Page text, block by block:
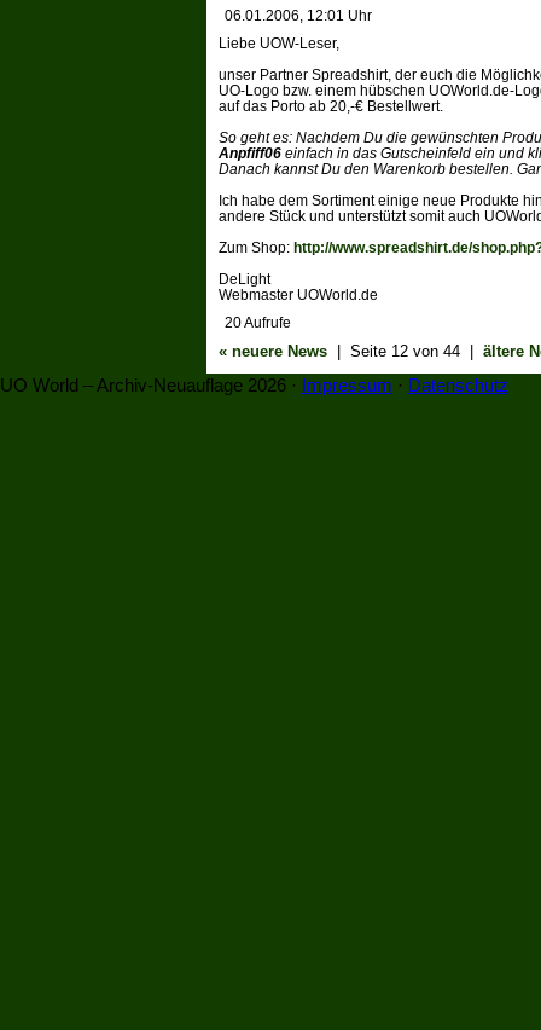
06.01.2006, 12:01 Uhr
Liebe UOW-Leser,
unser Partner Spreadshirt, der euch die
UO-Logo bzw. einem hübschen UOWorld.de-
auf das Porto ab 20,-€ Bestellwert.
So geht es: Nachdem Du die gewünschten
Anpfiff06 einfach in das Gutscheinfeld ein und
Danach kannst Du den Warenkorb bestellen.
Ich habe dem Sortiment einige neue Produkte
andere Stück und unterstützt somit auch
Zum Shop: http://www.spreadshirt.de/
DeLight
Webmaster UOWorld.de
20 Aufrufe
« neuere News | Seite 12 von 44 | ältere
UO World – Archiv-Neuauflage 2026 · Impressum · Datenschutz